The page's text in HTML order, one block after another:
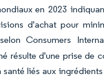
en 2023
d'achat pour
Consumers
résulte d'une prise de
liés aux